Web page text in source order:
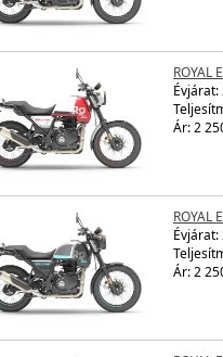
ROYAL
Évjárat:
Ár: 2
ROYAL
Évjárat:
Ár: 2